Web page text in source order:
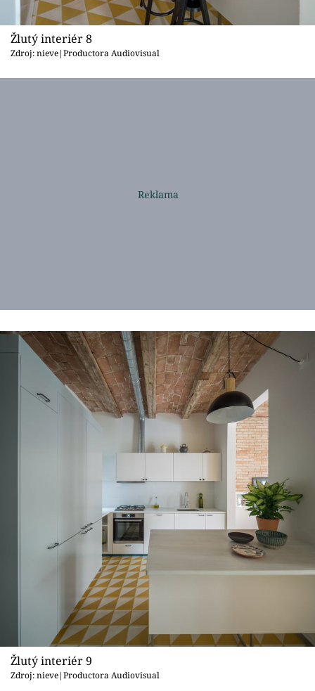
Žlutý interiér 8
Zdroj: nieve|Productora Audiovisual
Žlutý interiér 9
Zdroj: nieve|Productora Audiovisual